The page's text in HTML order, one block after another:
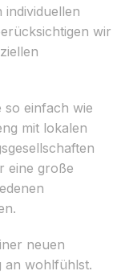
individuellen
wir
so einfach wie
mit lokalen
eine große
neuen
an wohlfühlst.